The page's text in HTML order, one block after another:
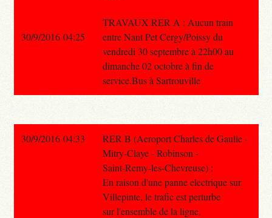
TRAVAUX RER A : Aucun train
entre Nant Pet Cergy/Poissy du
vendredi 30 septembre à 22h00 au
dimanche 02 octobre à fin de
service.Bus à Sartrouville
30/9/2016 04:25
30/9/2016 04:33
RER B (Aeroport Charles de Gaulle -
Mitry-Claye - Robinson -
Saint-Remy-les-Chevreuse) :
En raison d'une panne electrique sur
Villepinte, le trafic est perturbe
sur l'ensemble de la ligne.